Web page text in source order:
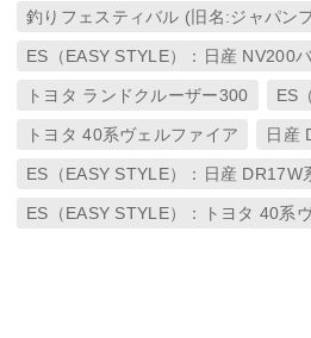
釣りフェスティバル (旧名:ジャパン
ES（EASY STYLE）：日産 NV200
トヨタ ランドクルーザー300 ES
トヨタ 40系ヴェルファイア 日産
ES（EASY STYLE）：日産 DR17W
ES（EASY STYLE）：トヨタ 40系